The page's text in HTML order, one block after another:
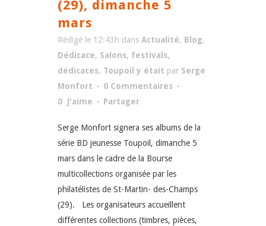
(29), dimanche 5
mars
Rédigé le 12:43h dans Actualité, Blog,
Dédicace, Salons, festivals,
dédicaces, Toupoil y était par Serge
Monfort
0 Commentaires
0 J'aime Partager
Serge Monfort signera ses albums de la
série BD jeunesse Toupoil, dimanche 5
mars dans le cadre de la Bourse
multicollections organisée par les
philatélistes de St-Martin- des-Champs
(29). Les organisateurs accueillent
différentes collections (timbres, pièces,